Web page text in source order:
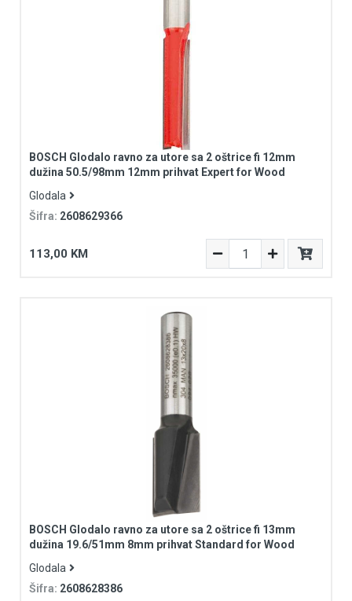
BOSCH Glodalo ravno za utore sa 2 oštrice fi 12mm
dužina 50.5/98mm 12mm prihvat Expert for Wood
Glodala
Šifra: 2608629366
113,00 KM
BOSCH Glodalo ravno za utore sa 2 oštrice fi 13mm
dužina 19.6/51mm 8mm prihvat Standard for Wood
Glodala
Šifra: 2608628386